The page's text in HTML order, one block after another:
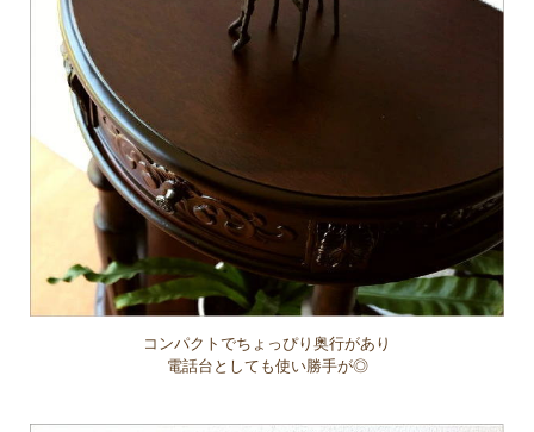
コンパクトでちょっぴり奥行があり
電話台としても使い勝手が◎